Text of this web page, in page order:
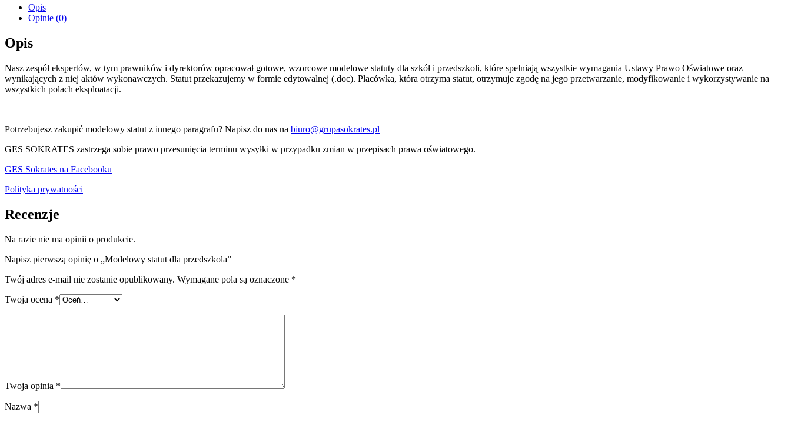
przedszkola
Opis
Opinie (0)
Opis
Nasz zespół ekspertów, w tym prawników i dyrektorów opracował gotowe, wzorcowe modelowe statuty dla szkół i przedszkoli, które spełniają wszystkie wymagania Ustawy Prawo Oświatowe oraz
wynikających z niej aktów wykonawczych. Statut przekazujemy w formie edytowalnej (.doc). Placówka, która otrzyma statut, otrzymuje zgodę na jego przetwarzanie, modyfikowanie i wykorzystywanie na
wszystkich polach eksploatacji.
Potrzebujesz zakupić modelowy statut z innego paragrafu? Napisz do nas na biuro@grupasokrates.pl
GES SOKRATES zastrzega sobie prawo przesunięcia terminu wysyłki w przypadku zmian w przepisach prawa oświatowego.
GES Sokrates na Facebooku
Polityka prywatności
Recenzje
Na razie nie ma opinii o produkcie.
Napisz pierwszą opinię o „Modelowy statut dla przedszkola”
Twój adres e-mail nie zostanie opublikowany. Wymagane pola są oznaczone *
Twoja ocena *
Twoja opinia *
Nazwa *